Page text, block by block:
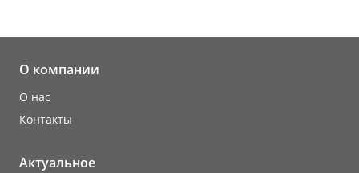
О компании
О нас
Контакты
Актуальное